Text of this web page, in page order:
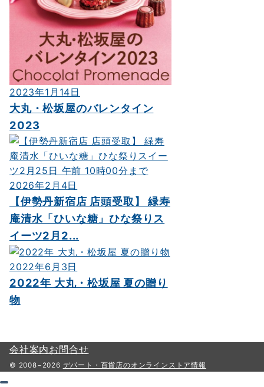
2023年1月14日
大丸・松坂屋のバレンタイン
2023
2026年2月4日
【伊勢丹新宿店 店頭受取】 緑寿
庵清水「ひいな糖」ひな祭りス
イーツ2月2...
2022年6月3日
2022年 大丸・松坂屋 夏の贈り
物
会社案内お問合せ
© 2008−2026 デパート・百貨店のオンラインストア情報